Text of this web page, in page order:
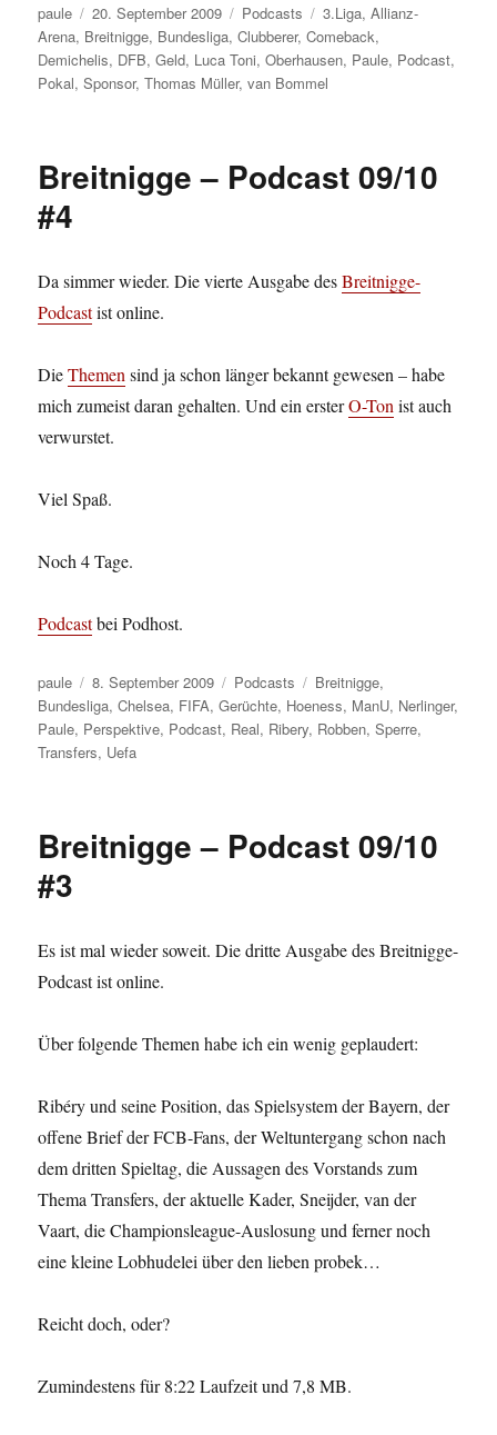
Autor
paule
Veröffentlicht
am
20. September 2009 Kategorien
Podcasts Schlagwörter
3.Liga,Allianz-
Arena, Breitnigge, Bundesliga,Clubberer,Comeback,
Demichelis, DFB,Geld, Luca Toni,Oberhausen, Paule, Podcast,
Pokal,Sponsor,Thomas Müller,van Bommel
Breitnigge – Podcast 09/10
#4
Da simmer wieder. Die vierte Ausgabe desBreitnigge-
Podcastist online.
DieThemensind ja schon länger bekannt gewesen – habe
mich zumeist daran gehalten. Und ein ersterO-Tonist auch
verwurstet.
Viel Spaß.
Noch 4 Tage.
Podcastbei Podhost.
Autor
paule
Veröffentlicht
am
8. September 2009 Kategorien
Podcasts Schlagwörter
Breitnigge,
Bundesliga,Chelsea, FIFA,Gerüchte, Hoeness, ManU, Nerlinger,
Paule, Perspektive, Podcast, Real, Ribery, Robben,Sperre,
Transfers, Uefa
Breitnigge – Podcast 09/10
#3
Es ist mal wieder soweit. Die dritte Ausgabe des Breitnigge-
Podcast ist online.
Über folgende Themen habe ich ein wenig geplaudert:
Ribéry und seine Position, das Spielsystem der Bayern, der
offene Brief der FCB-Fans, der Weltuntergang schon nach
dem dritten Spieltag, die Aussagen des Vorstands zum
Thema Transfers, der aktuelle Kader, Sneijder, van der
Vaart, die Championsleague-Auslosung und ferner noch
eine kleine Lobhudelei über den lieben probek…
Reicht doch, oder?
Zumindestens für 8:22 Laufzeit und 7,8 MB.